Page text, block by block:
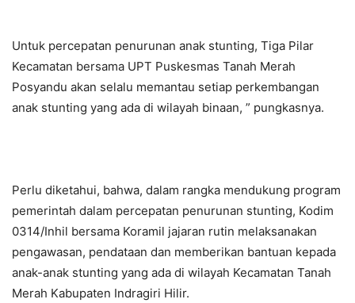
Untuk percepatan penurunan anak stunting, Tiga Pilar
Kecamatan bersama UPT Puskesmas Tanah Merah
Posyandu akan selalu memantau setiap perkembangan
anak stunting yang ada di wilayah binaan, ” pungkasnya.
Perlu diketahui, bahwa, dalam rangka mendukung program
pemerintah dalam percepatan penurunan stunting, Kodim
0314/Inhil bersama Koramil jajaran rutin melaksanakan
pengawasan, pendataan dan memberikan bantuan kepada
anak-anak stunting yang ada di wilayah Kecamatan Tanah
Merah Kabupaten Indragiri Hilir.